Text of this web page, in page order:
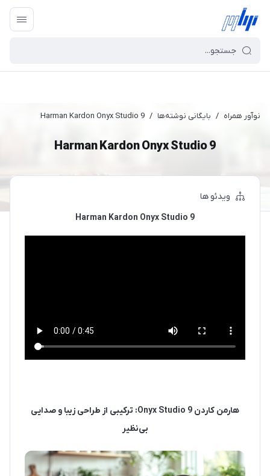
نوآور همراه / بایگانی نوشته‌ها /
Harman Kardon Onyx Studio 9
Harman Kardon Onyx Studio 9
ویدئو ها
Harman Kardon Onyx Studio 9
هارمن کاردن Onyx Studio 9: ترکیبی از طراحی زیبا و صدایی
بی‌نظیر